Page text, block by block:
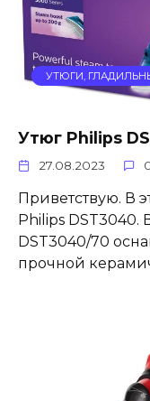
УТЮГИ,
Утюг Philips
27.08.2023
Приветствую. В
Philips
DST3040/70
прочной